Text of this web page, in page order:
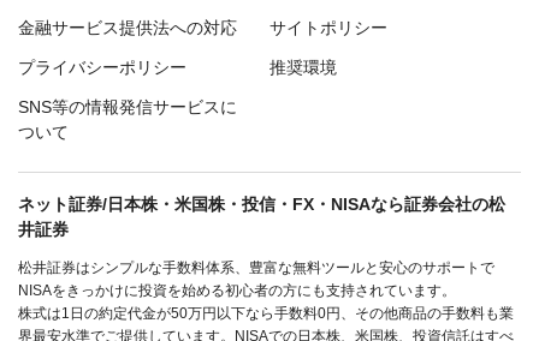
金融サービス提供法への対応 サイトポリシー
プライバシーポリシー 推奨環境
SNS等の情報発信サービスに
ついて
ネット証券/日本株・米国株・投信・FX・NISAなら証券会社の松
井証券
松井証券はシンプルな手数料体系、豊富な無料ツールと安心のサポートで
NISAをきっかけに投資を始める初心者の方にも支持されています。
株式は1日の約定代金が50万円以下なら手数料0円、その他商品の手数料も業
界最安水準でご提供しています。NISAでの日本株、米国株、投資信託はすべ